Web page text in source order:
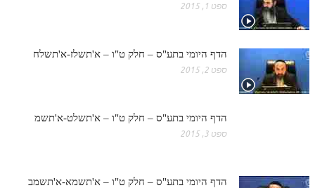
ספט 1, 2015
הדף היומי בתע"ס – חלק ט"ו – א'תשלז-א'תשלח
ספט 2, 2015
הדף היומי בתע"ס – חלק ט"ו – א'תשלט-א'תשמ
ספט 3, 2015
הדף היומי בתע"ס – חלק ט"ו – א'תשמא-א'תשמב